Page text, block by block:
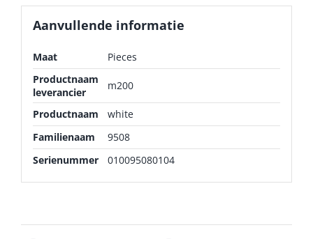
Aanvullende informatie
Maat
Pieces
Productnaam
leverancier
m200
Productnaam
white
Familienaam
9508
Serienummer
010095080104